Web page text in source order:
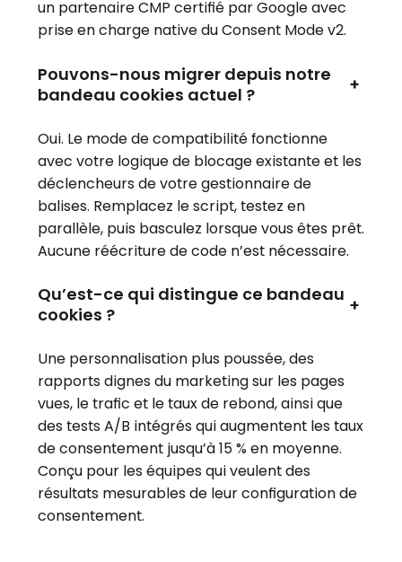
un partenaire CMP certifié par Google avec
prise en charge native du Consent Mode v2.
Pouvons-nous migrer depuis notre
bandeau cookies actuel ?
+
Oui. Le mode de compatibilité fonctionne
avec votre logique de blocage existante et les
déclencheurs de votre gestionnaire de
balises. Remplacez le script, testez en
parallèle, puis basculez lorsque vous êtes prêt.
Aucune réécriture de code n’est nécessaire.
Qu’est-ce qui distingue ce bandeau
cookies ?
+
Une personnalisation plus poussée, des
rapports dignes du marketing sur les pages
vues, le trafic et le taux de rebond, ainsi que
des tests A/B intégrés qui augmentent les taux
de consentement jusqu’à 15 % en moyenne.
Conçu pour les équipes qui veulent des
résultats mesurables de leur configuration de
consentement.